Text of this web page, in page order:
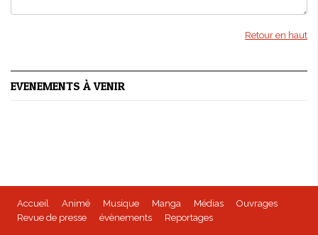
Retour en haut
EVENEMENTS À VENIR
Accueil Animé Musique Manga Médias
Ouvrages
Revue de presse
évènements Reportages